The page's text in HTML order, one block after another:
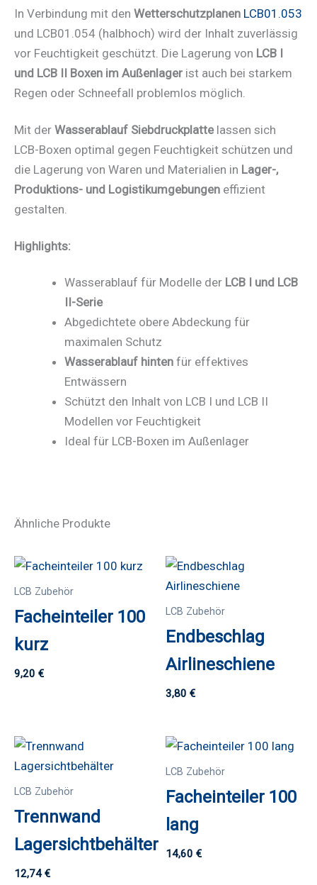
In Verbindung mit den Wetterschutzplanen LCB01.053
und LCB01.054 (halbhoch) wird der Inhalt zuverlässig
vor Feuchtigkeit geschützt. Die Lagerung von LCB I
und LCB II Boxen im Außenlager ist auch bei starkem
Regen oder Schneefall problemlos möglich.
Mit der Wasserablauf Siebdruckplattelassen sich
LCB-Boxen optimal gegen Feuchtigkeit schützen und
die Lagerung von Waren und Materialien in Lager-,
Produktions- und Logistikumgebungen effizient
gestalten.
Highlights:
Wasserablauf für Modelle der LCB I und LCB
II-Serie
Abgedichtete obere Abdeckung für
maximalen Schutz
Wasserablauf hinten für effektives
Entwässern
Schützt den Inhalt von LCB I und LCB II
Modellen vor Feuchtigkeit
Ideal für LCB-Boxen im Außenlager
Ähnliche Produkte
LCB Zubehör
Facheinteiler 100
kurz
9,20 €
LCB Zubehör
Endbeschlag
Airlineschiene
3,80 €
LCB Zubehör
Trennwand
Lagersichtbehälter
12,74€
LCB Zubehör
Facheinteiler 100
lang
14,60 €